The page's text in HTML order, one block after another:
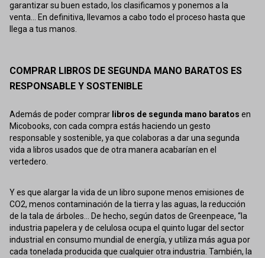
garantizar su buen estado, los clasificamos y ponemos a la
venta... En definitiva, llevamos a cabo todo el proceso hasta que
llega a tus manos.
COMPRAR LIBROS DE SEGUNDA MANO BARATOS ES
RESPONSABLE Y SOSTENIBLE
Además de poder comprar libros de segunda mano baratos en
Micobooks, con cada compra estás haciendo un gesto
responsable y sostenible, ya que colaboras a dar una segunda
vida a libros usados que de otra manera acabarían en el
vertedero.
Y es que alargar la vida de un libro supone menos emisiones de
CO2, menos contaminación de la tierra y las aguas, la reducción
de la tala de árboles... De hecho, según datos de Greenpeace, “la
industria papelera y de celulosa ocupa el quinto lugar del sector
industrial en consumo mundial de energía, y utiliza más agua por
cada tonelada producida que cualquier otra industria. También, la